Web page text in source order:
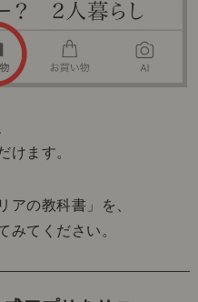
けます。
アの教科書」を、
みてください。